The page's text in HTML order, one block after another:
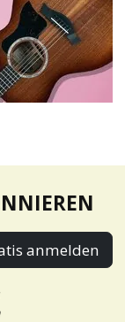
anmelden